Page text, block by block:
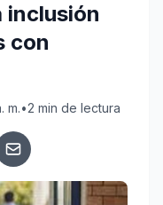
inclusión
con
m.•2 min de lectura